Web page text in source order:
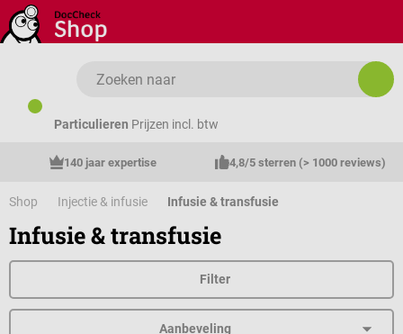
Ga naar de hoofdinhoud
Particulieren Prijzen incl. btw
140 jaar expertise 4,8/5 sterren (> 1000 reviews)
Shop Injectie & infusie Infusie & transfusie
Infusie & transfusie
Filter